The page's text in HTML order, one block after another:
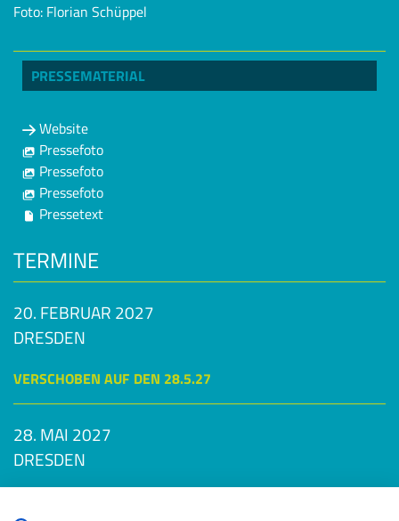
Foto: Florian Schüppel
PRESSEMATERIAL
Website
Pressefoto
Pressefoto
Pressefoto
Pressetext
TERMINE
20. FEBRUAR 2027
DRESDEN
VERSCHOBEN AUF DEN 28.5.27
28. MAI 2027
DRESDEN